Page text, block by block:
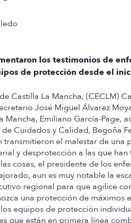
los testimonios de
de protección desde el
Castilla La Mancha, (CECLM)
José Miguel Álvarez
Emiliano García-Page,
Cuidados y Calidad, Begoña
el malestar de
y desprotección a las que
cosas, el presidente de los
aun es muy notable la
regional para que agilice
una protección de máximos
equipos de protección
que están en primera línea